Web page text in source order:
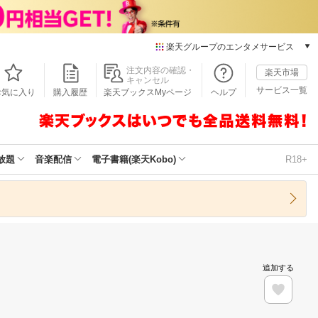
楽天グループのエンタメサービス
本/ゲーム/CD/DVD
楽天ブックス
楽天Kobo
楽天ミュージック
楽天TV
気に入り 購入履歴
注文内容の確認・
キャンセル
楽天ブックスMyページ
ヘルプ
楽天市場
サービス一覧
題 音楽配信 電子書籍(楽天Kobo) R18+
追加する